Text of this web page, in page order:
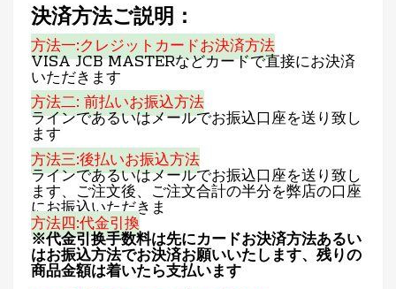
決済方法ご説明：
方法一:クレジットカードお決済方法
VISA JCB MASTERなどカードで直接にお決済
いただきます
方法二: 前払いお振込方法
ラインであるいはメールでお振込口座を送り致し
ます
方法三:後払いお振込方法
ラインであるいはメールでお振込口座を送り致し
ます、ご注文後、ご注文合計の半分を弊店の口座
にお振込いただきま
方法四:代金引換
※代金引换手数料は先にカードお決済方法あるい
はお振込方法でお決済お願いいたします、残りの
商品金額は着いたら支払います